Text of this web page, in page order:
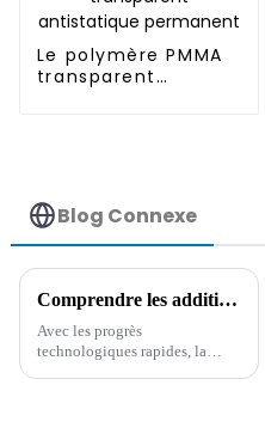
Le polymère PMMA
transparent
Blog Connexe
Comprendre les additifs conducteurs : la clé pour améliorer les performances électriques des matériaux
Avec les progrès
technologiques rapides, la